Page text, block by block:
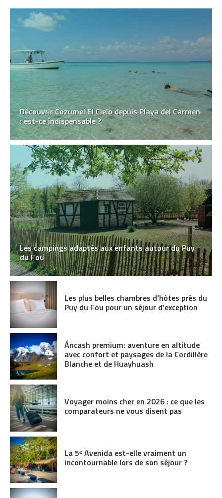
Découvrir Cozumel El Cielo depuis Playa del Carmen
: est-ce indispensable ?
Les campings adaptés aux enfants autour du Puy
du Fou
Les plus belles chambres d’hôtes près du
Puy du Fou pour un séjour d’exception
Áncash premium: aventure en altitude
avec confort et paysages de la Cordillère
Blanche et de Huayhuash
Voyager moins cher en 2026 : ce que les
comparateurs ne vous disent pas
La 5ᵉ Avenida est-elle vraiment un
incontournable lors de son séjour ?